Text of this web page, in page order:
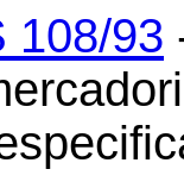
108/93